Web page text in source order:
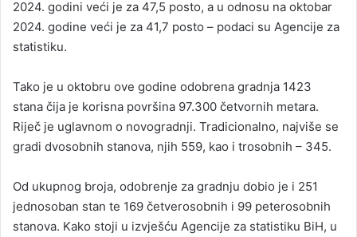
2024. godini veći je za 47,5 posto, a u odnosu na oktobar
2024. godine veći je za 41,7 posto – podaci su Agencije za
statistiku.
Tako je u oktobru ove godine odobrena gradnja 1423
stana čija je korisna površina 97.300 četvornih metara.
Riječ je uglavnom o novogradnji. Tradicionalno, najviše se
gradi dvosobnih stanova, njih 559, kao i trosobnih – 345.
Od ukupnog broja, odobrenje za gradnju dobio je i 251
jednosoban stan te 169 četverosobnih i 99 peterosobnih
stanova. Kako stoji u izvješću Agencije za statistiku BiH, u